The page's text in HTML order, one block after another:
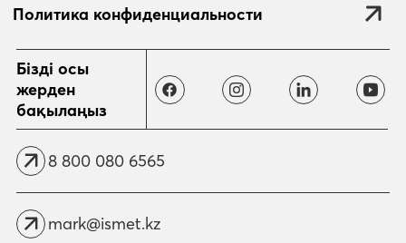
Политика конфиденциальности
Бізді осы
жерден
бақылаңыз
8 800 080 6565
mark@ismet.kz